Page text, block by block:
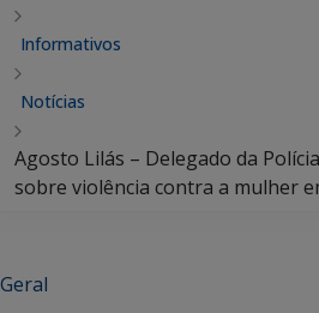
Informativos
Notícias
Agosto Lilás – Delegado da
sobre violência contra a mulher
Geral